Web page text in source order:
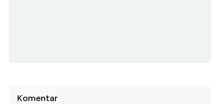
Komentar